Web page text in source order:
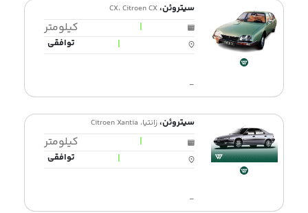
سیتروئن،CX، Citroen CX
|
کیلومتر
|
توافقی
-
سیتروئن،زانتیا، Citroen Xantia
|
کیلومتر
|
توافقی
-